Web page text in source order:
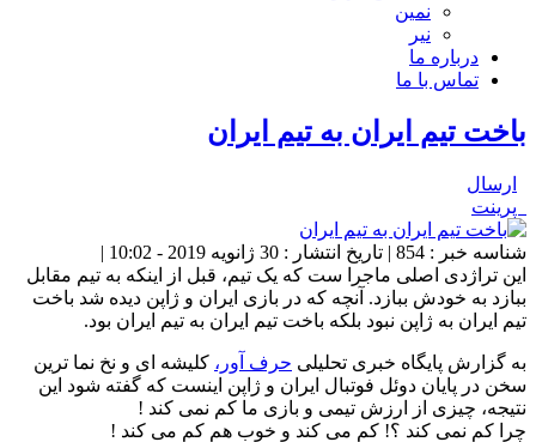
نمین
نیر
درباره ما
تماس با ما
باخت تیم ایران به تیم ایران
ارسال
پرینت
شناسه خبر : 854 | تاریخ انتشار : 30 ژانویه 2019 - 10:02 |
این تراژدی اصلی ماجرا ست که یک تیم، قبل از اینکه به تیم مقابل
ببازد به خودش ببازد. آنچه که در بازی ایران و ژاپن دیده شد باخت
تیم ایران به ژاپن نبود بلکه باخت تیم ایران به تیم ایران بود.
به گزارش پایگاه خبری تحلیلی حرف آور، کلیشه ای و نخ نما ترین
سخن در پایان دوئل فوتبال ایران و ژاپن اینست که گفته شود این
نتیجه، چیزی از ارزش تیمی و بازی ما کم نمی کند !
چرا کم نمی کند ؟! کم می کند و خوب هم کم می کند !